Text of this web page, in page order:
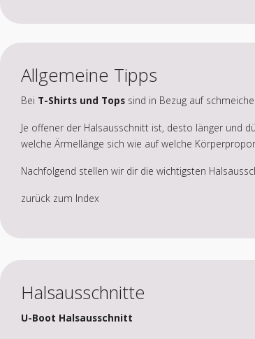
Allgemeine Tipps
Bei T-Shirts und Tops sind in Bezug auf
Je offener der Halsausschnitt ist, desto länger und
welche Ärmellänge sich wie auf welche
Nachfolgend stellen wir dir die wichtigsten
zurück zum Index
Halsausschnitte
U-Boot Halsausschnitt